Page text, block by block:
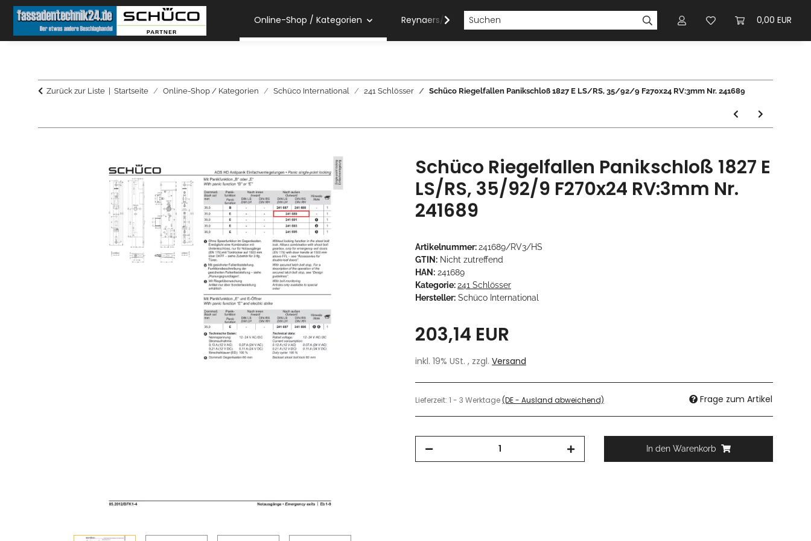
0,00 EUR
Online-Shop / Kategorien Reynaers/Sobinco Verarbeiter
Zurück zur Liste Startseite Online-Shop / Kategorien Schüco International 241 Schlösser Schüco Riegelfallen Panikschloß 1827 E LS/RS, 35/92/9 F270x24 RV:3mm Nr. 241689
Schüco Riegelfallen Panikschloß 1827 E
LS/RS, 35/92/9 F270x24 RV:3mm Nr.
241689
Artikelnummer:241689/RV3/HS
GTIN: Nicht zutreffend
HAN: 241689
Kategorie:241 Schlösser
Hersteller: Schüco International
203,14 EUR
inkl. 19% USt. , zzgl. Versand
Lieferzeit: 1 - 3 Werktage(DE - Ausland abweichend) Frage zum Artikel
In den Warenkorb